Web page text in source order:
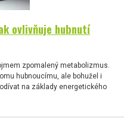
ovlivňuje hubnutí
zpomalený metabolizmus.
hubnoucímu, ale bohužel i
na základy energetického